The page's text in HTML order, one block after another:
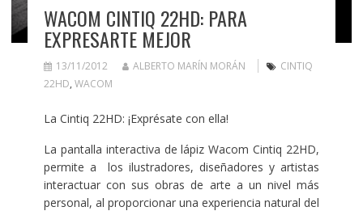
WACOM CINTIQ 22HD: PARA
EXPRESARTE MEJOR
13/11/2012 ALBERTO MARÍN MORÁN
CINTIQ
22HD, WACOM
La Cintiq 22HD: ¡Exprésate con ella!
La pantalla interactiva de lápiz Wacom Cintiq 22HD,
permite a los ilustradores, diseñadores y artistas
interactuar con sus obras de arte a un nivel más
personal, al proporcionar una experiencia natural del